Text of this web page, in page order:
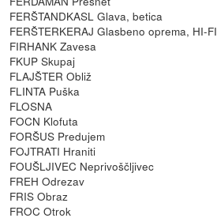
FERŠTANDKASL Glava, betica
FERŠTERKERAJ Glasbeno oprema, HI-FI
FIRHANK Zavesa
FKUP Skupaj
FLAJŠTER Obliž
FLINTA Puška
FLOSNA
FOCN Klofuta
FORŠUS Predujem
FOJTRATI Hraniti
FOUŠLJIVEC Neprivoščljivec
FREH Odrezav
FRIS Obraz
FROC Otrok